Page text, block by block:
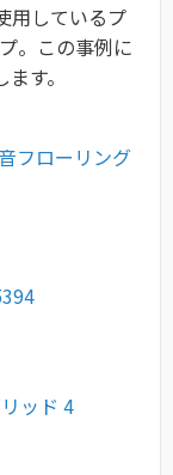
用しているプ
。この事例に
す。
フローリング
ッド 4